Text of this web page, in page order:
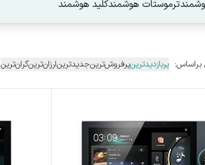
ترموستات هوشمندکلید هوشمند
پربازدیدترینپرفروش‌ترینجدیدترینارزان‌ترینگران‌ترین